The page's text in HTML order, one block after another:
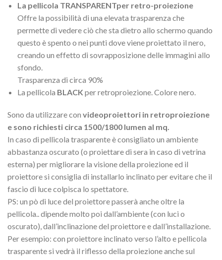
La pellicola TRANSPARENTper retro-proiezione
Offre la possibilità di una elevata trasparenza che
permette di vedere ciò che sta dietro allo schermo quando
questo è spento o nei punti dove viene proiettato il nero,
creando un effetto di sovrapposizione delle immagini allo
sfondo.
Trasparenza di circa 90%
La pellicola BLACK per retroproiezione. Colore nero.
Sono da utilizzare con videoproiettori in retroproiezione
e sono richiesti circa 1500/1800 lumen al mq.
In caso di pellicola trasparente è consigliato un ambiente
abbastanza oscurato (o proiettare di sera in caso di vetrina
esterna) per migliorare la visione della proiezione ed il
proiettore si consiglia di installarlo inclinato per evitare che il
fascio di luce colpisca lo spettatore.
PS: un pò di luce del proiettore passerà anche oltre la
pellicola.. dipende molto poi dall’ambiente (con luci o
oscurato), dall’inclinazione del proiettore e dall’installazione.
Per esempio: con proiettore inclinato verso l’alto e pellicola
trasparente si vedrà il riflesso della proiezione anche sul